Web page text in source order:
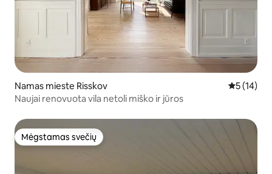
Namas mieste Risskov Vidutinis
5 (14)
Naujai renovuota vila netoli miško ir jūros
Mėgstamas svečių
Mėgstamas svečių